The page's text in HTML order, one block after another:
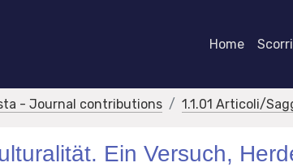
Home Scorri
- Journal contributions 1.1.01 Articoli/
Ein Versuch,